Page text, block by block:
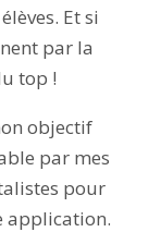
Et si
par la
top !
objectif
par mes
pour
application.